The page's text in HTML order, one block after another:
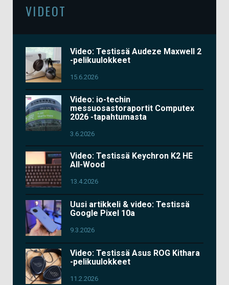
VIDEOT
Video: Testissä Audeze Maxwell 2
-pelikuulokkeet
15.6.2026
Video: io-techin
messuosastoraportit Computex
2026 -tapahtumasta
3.6.2026
Video: Testissä Keychron K2 HE
All-Wood
13.4.2026
Uusi artikkeli & video: Testissä
Google Pixel 10a
9.3.2026
Video: Testissä Asus ROG Kithara
-pelikuulokkeet
11.2.2026